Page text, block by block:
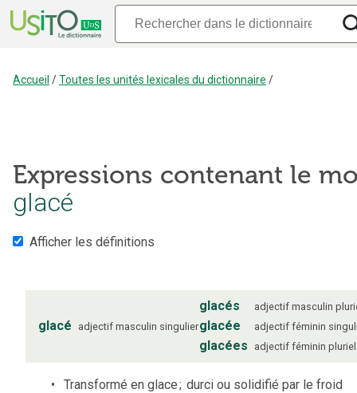
Accueil /Toutes les unités lexicales du dictionnaire /
Expressions contenant le
glacé
Afficher les définitions
glacé adjectif masculin singulier
glacés adjectif masculin
glacée adjectif féminin
glacées adjectif féminin pluriel
Transformé en glace; durci ou solidifié par le froid